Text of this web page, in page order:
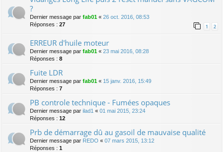
?
Dernier message par fab01 « 26 oct. 2016, 08:53
Réponses : 27 1 2
ERREUR d'huile moteur
Dernier message par fab01 « 23 mai 2016, 08:28
Réponses : 8
Fuite LDR
Dernier message par fab01 « 15 janv. 2016, 15:49
Réponses : 7
PB controle technique - Fumées opaques
Dernier message par ilad1 « 01 mai 2015, 23:24
Réponses : 12
Prb de démarrage dû au gasoil de mauvaise qualité
Dernier message par REDO « 07 mars 2015, 13:12
Réponses : 1